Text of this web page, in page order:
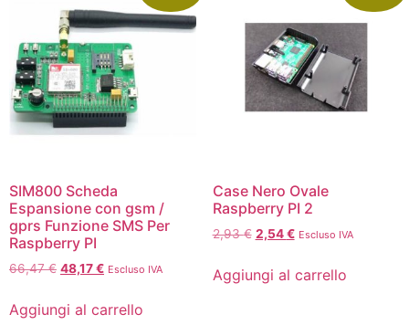
SIM800 Scheda
Espansione con gsm /
gprs Funzione SMS Per
Raspberry PI
66,47€ 48,17€ Escluso IVA
Aggiungi al carrello
Case Nero Ovale
Raspberry PI 2
2,93€ 2,54€ Escluso IVA
Aggiungi al carrello